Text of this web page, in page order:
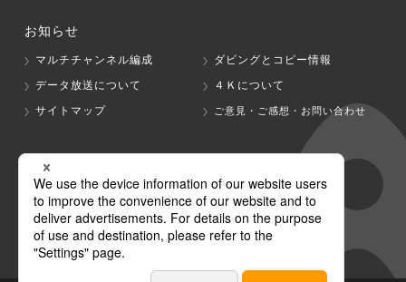
お知らせ
マルチチャンネル編成
ダビングとコピー情報
データ放送について
４Ｋについて
サイトマップ
ご意見・ご感想・お問い合わせ
グループ会社
テレビ朝日 テレ朝チャンネル